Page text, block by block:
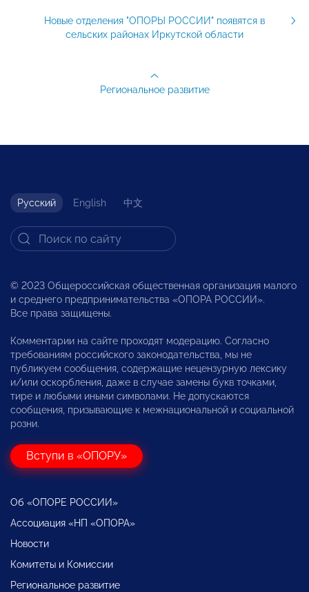
Новые отделения "ОПОРЫ РОССИИ" появятся в
сельских районах Иркутской области
Региональное развитие
Русский English 中文
© 2023 Общероссийская общественная организация малого
и среднего предпринимательства «ОПОРА РОССИИ».
Все права защищены.
Комментарии на сайте проходят модерацию. Согласно
требованиям российского законодательства, мы не
публикуем сообщения, содержащие нецензурную лексику
и/или оскорбления, даже в случае замены букв точками,
тире и любыми иными символами. Не допускаются
сообщения, призывающие к межнациональной и социальной
розни.
Вступи в «ОПОРУ»
Об «ОПОРЕ РОССИИ»
Ассоциация «НП «ОПОРА»
Новости
Комитеты и Комиссии
Региональное развитие